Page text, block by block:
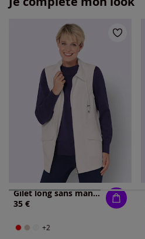
Gilet long sans manches élégant, à zip
35 €
+2